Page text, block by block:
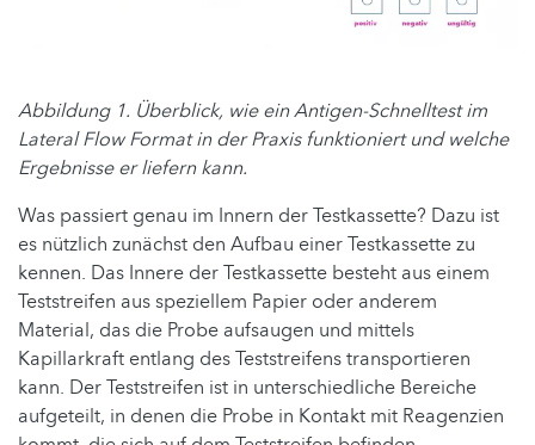
Abbildung 1. Überblick, wie ein Antigen-Schnelltest im
Lateral Flow Format in der Praxis funktioniert und welche
Ergebnisse er liefern kann.
Was passiert genau im Innern der Testkassette? Dazu ist
es nützlich zunächst den Aufbau einer Testkassette zu
kennen. Das Innere der Testkassette besteht aus einem
Teststreifen aus speziellem Papier oder anderem
Material, das die Probe aufsaugen und mittels
Kapillarkraft entlang des Teststreifens transportieren
kann. Der Teststreifen ist in unterschiedliche Bereiche
aufgeteilt, in denen die Probe in Kontakt mit Reagenzien